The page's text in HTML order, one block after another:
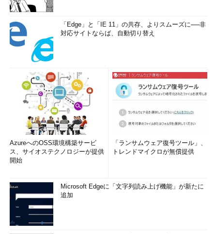
「Edge」と「IE 11」の共存、よりスムーズに──非
対応サイトならば、自動切り替え
AzureへのOSS環境構築サービ
ス、サイオステクノロジーが提供
開始
「ランサムウェア復号ツール」、
トレンドマイクロが無償提供
Microsoft Edgeに「文字列読み上げ機能」が新たに
追加